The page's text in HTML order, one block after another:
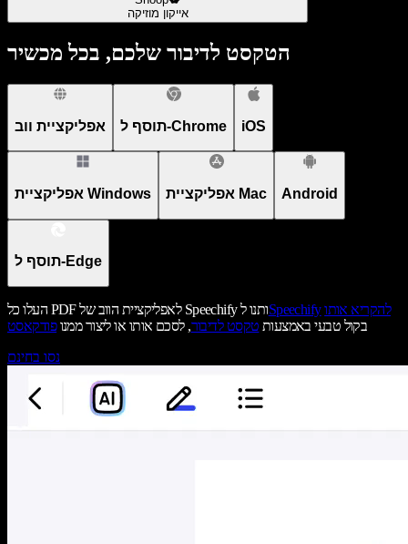
אייקון מוזיקה
הטקסט לדיבור שלכם, בכל מכשיר
אפליקציית ווב תוסף ל-Chrome iOS
אפליקציית Windows אפליקציית Mac Android
תוסף ל-Edge
העלו כל PDF לאפליקציית הווב של Speechify ותנו לSpeechify להקריא אותו
בקול טבעי באמצעות טקסט לדיבור, לסכם אותו או ליצור ממנופודקאסט
נסו בחינם